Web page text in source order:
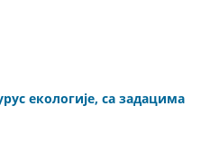
екологије, са задацима